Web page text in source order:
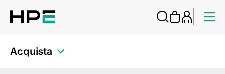
Acquista